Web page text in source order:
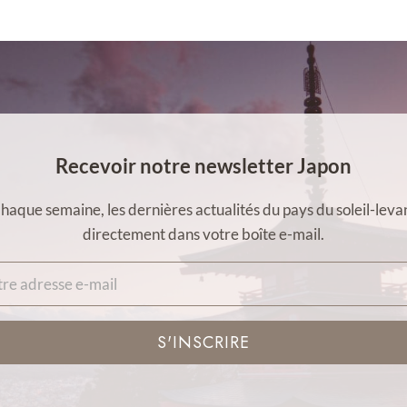
Recevoir notre newsletter Japon
semaine, les dernières actualités du pays du soleil-
directement dans votre boîte e-mail.
S'INSCRIRE